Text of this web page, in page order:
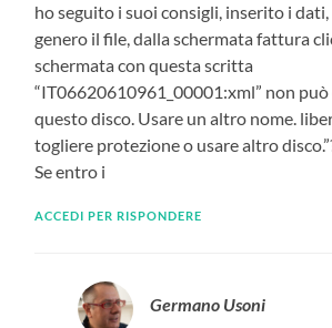
ho seguito i suoi consigli, inserito i
genero il file, dalla schermata fattura
schermata con questa scritta
“IT06620610961_00001:xml” non può
questo disco. Usare un altro nome.
togliere protezione o usare altro
Se entro i
ACCEDI PER RISPONDERE
Germano Usoni